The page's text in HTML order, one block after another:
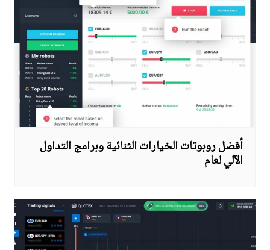
أفضل روبوتات الخيارات الثنائية وبرامج التداول
الآلي لعام